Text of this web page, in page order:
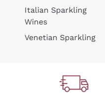
Italian Sparkling
Wines
Venetian Sparkling